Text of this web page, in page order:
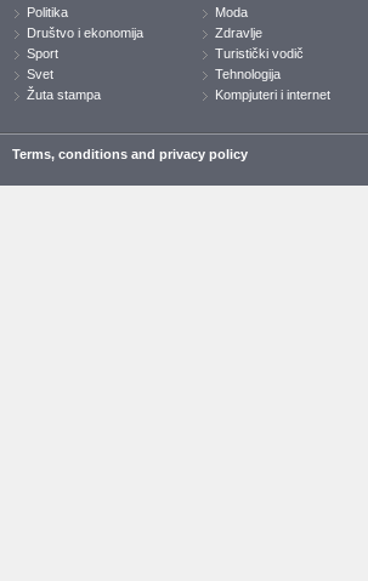
Politika
Društvo i ekonomija
Sport
Svet
Žuta stampa
Moda
Zdravlje
Turistički vodič
Tehnologija
Kompjuteri i internet
Terms, conditions and privacy policy